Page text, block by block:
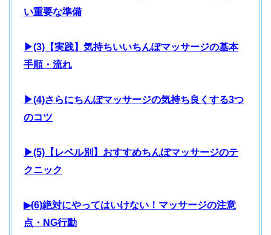
い重要な準備
▶(3)【実践】気持ちいいちんぽマッサージの基本
手順・流れ
▶(4)さらにちんぽマッサージの気持ち良くする3つ
のコツ
▶(5)【レベル別】おすすめちんぽマッサージのテ
クニック
▶(6)絶対にやってはいけない！マッサージの注意
点・NG行動